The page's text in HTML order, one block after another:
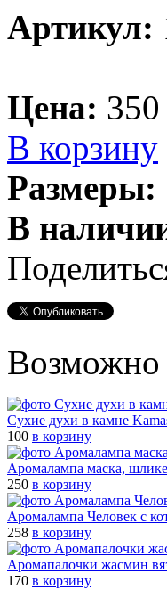
Артикул:
Цена: 350
В корзину
Размеры:
В
Возможно
Сухие духи в камне
100 в корзину
Аромалампа маска,
250 в корзину
Аромалампа Человек с
258 в корзину
Аромапалочки жасмин
170 в корзину